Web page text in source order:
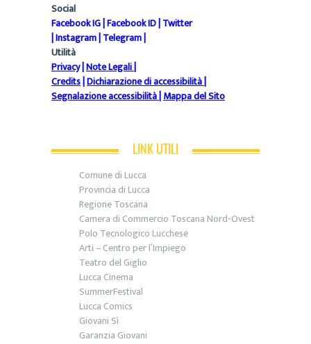
Social
Facebook IG|Facebook ID|Twitter
|Instagram|Telegram|
Utilità
Privacy|Note Legali|
Credits|Dichiarazione di accessibilità|
Segnalazione accessibilità|Mappa del Sito
LINK UTILI
Comune di Lucca
Provincia di Lucca
Regione Toscana
Camera di Commercio Toscana Nord-Ovest
Polo Tecnologico Lucchese
Arti – Centro per l’Impiego
Teatro del Giglio
Lucca Cinema
SummerFestival
Lucca Comics
Giovani Sì
Garanzia Giovani